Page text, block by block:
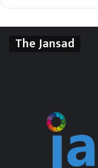
The Jansad